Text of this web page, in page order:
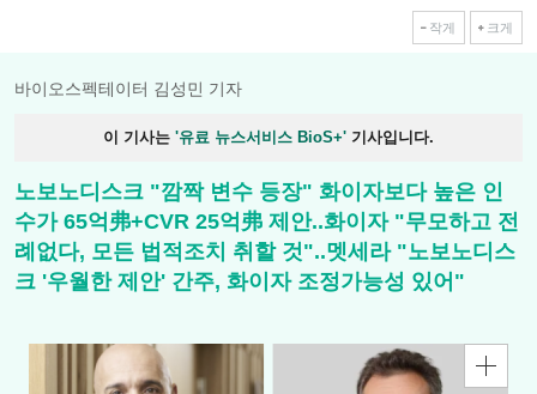
작게 크게
바이오스펙테이터 김성민 기자
이 기사는 '유료 뉴스서비스 BioS+' 기사입니다.
노보노디스크 "깜짝 변수 등장" 화이자보다 높은 인
수가 65억弗+CVR 25억弗 제안..화이자 "무모하고 전
례없다, 모든 법적조치 취할 것"..멧세라 "노보노디스
크 '우월한 제안' 간주, 화이자 조정가능성 있어"